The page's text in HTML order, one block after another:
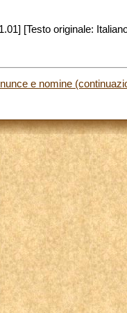
[Testo originale:
e nomine